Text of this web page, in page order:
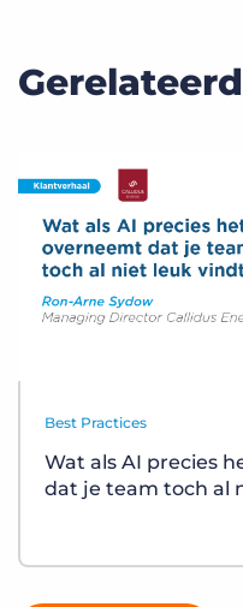
Best Practices
Wat als AI precies
dat je team toch al